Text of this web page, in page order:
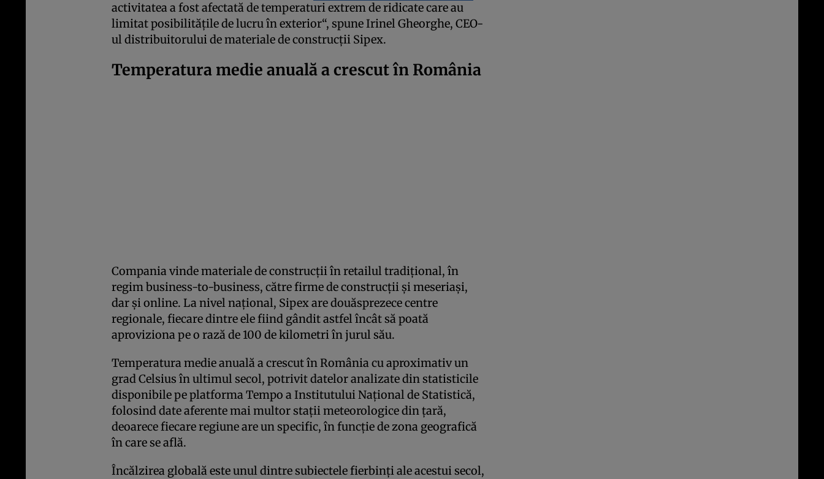
activitatea a fost afectată de temperaturi extrem de ridicate care au
limitat posibilităţile de lucru în exterior“, spune Irinel Gheorghe, CEO-
ul dis­tri­buitorului de materiale de construcţii Sipex.
Temperatura medie anuală a crescut în România
Compania vinde materiale de construcţii în retailul tradiţional, în
regim business-to-business, către firme de construcţii şi meseriaşi,
dar şi online. La nivel naţional, Sipex are douăsprezece centre
regionale, fiecare dintre ele fiind gândit astfel încât să poată
aproviziona pe o rază de 100 de kilometri în jurul său.
Temperatura medie anuală a crescut în România cu aproximativ un
grad Celsius în ultimul secol, potrivit datelor analizate din statisticile
disponibile pe platforma Tempo a Institutului Naţional de Statistică,
folosind date aferente mai multor staţii meteorologice din ţară,
deoarece fiecare regiune are un spe­cific, în funcţie de zona geografică
în care se află.
Încălzirea globală este unul dintre subiec­tele fierbinţi ale acestui secol,